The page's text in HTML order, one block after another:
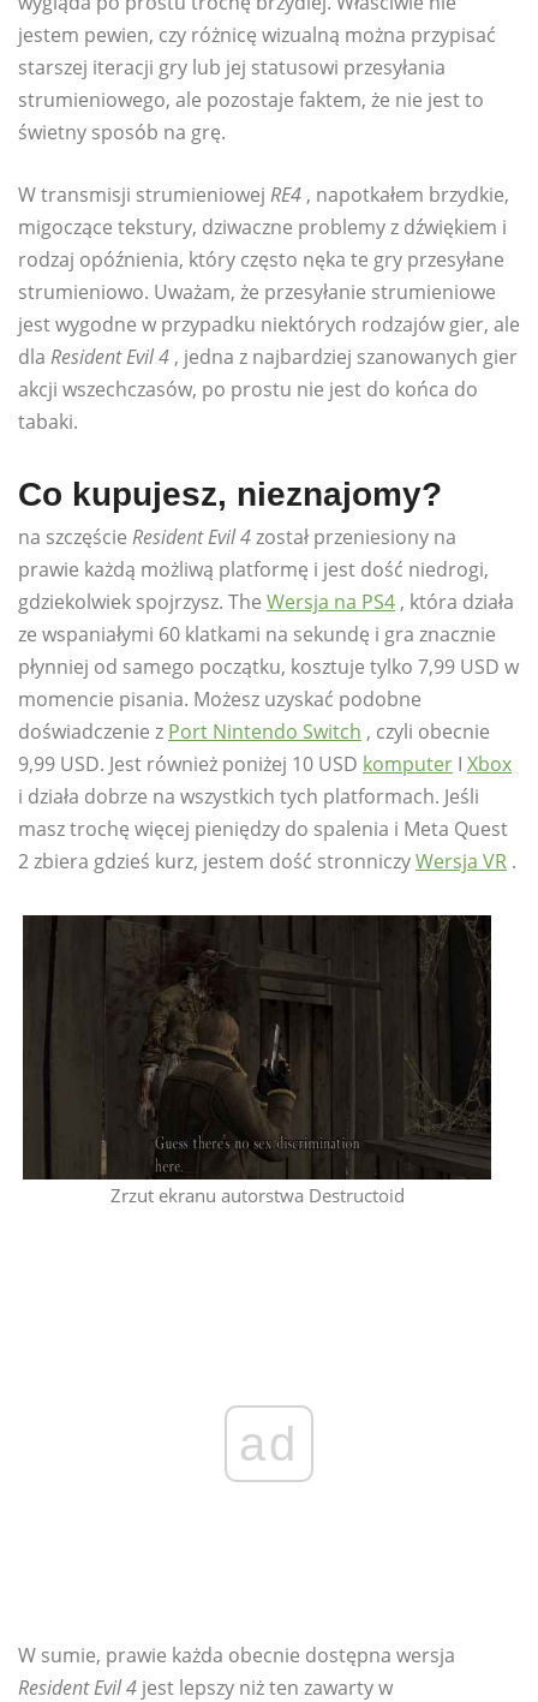
jestem pewien, czy różnicę wizualną można przypisać
starszej iteracji gry lub jej statusowi przesyłania
strumieniowego, ale pozostaje faktem, że nie jest to
świetny sposób na grę.
W transmisji strumieniowej RE4 , napotkałem brzydkie,
migoczące tekstury, dziwaczne problemy z dźwiękiem i
rodzaj opóźnienia, który często nęka te gry przesyłane
strumieniowo. Uważam, że przesyłanie strumieniowe
jest wygodne w przypadku niektórych rodzajów gier, ale
dla Resident Evil 4 , jedna z najbardziej szanowanych gier
akcji wszechczasów, po prostu nie jest do końca do
tabaki.
Co kupujesz, nieznajomy?
na szczęście Resident Evil 4został przeniesiony na
prawie każdą możliwą platformę i jest dość niedrogi,
gdziekolwiek spojrzysz. The Wersja na PS4 , która działa
ze wspaniałymi 60 klatkami na sekundę i gra znacznie
płynniej od samego początku, kosztuje tylko 7,99 USD w
momencie pisania. Możesz uzyskać podobne
doświadczenie z Port Nintendo Switch , czyli obecnie
9,99 USD. Jest również poniżej 10 USD komputer I Xbox
i działa dobrze na wszystkich tych platformach. Jeśli
masz trochę więcej pieniędzy do spalenia i Meta Quest
2 zbiera gdzieś kurz, jestem dość stronniczyWersja VR .
Zrzut ekranu autorstwa Destructoid
ad
W sumie, prawie każda obecnie dostępna wersja
Resident Evil 4 jest lepszy niż ten zawarty w